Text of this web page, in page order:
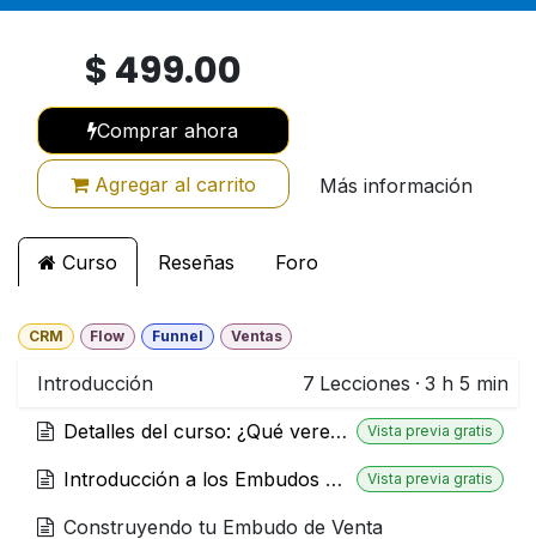
$499.00
Comprar ahora
Agregar al carrito Más información
Curso Reseñas Foro
CRM Flow Funnel Ventas
Introducción 7 Lecciones · 3 h 5 min
Detalles del curso: ¿Qué veremos en este curso?
Vista previa gratis
Introducción a los Embudos de Venta Vista previa gratis
Construyendo tu Embudo de Venta